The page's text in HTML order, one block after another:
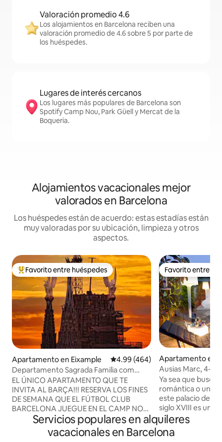
Valoración promedio 4.6
Los alojamientos en Barcelona reciben una
valoración promedio de 4.6 sobre 5 por parte de
los huéspedes.
Lugares de interés cercanos
Los lugares más populares de Barcelona son
Spotify Camp Nou, Park Güell y Mercat de la
Boqueria.
Alojamientos vacacionales mejor
valorados en Barcelona
Los huéspedes están de acuerdo: estas estadías están
muy valoradas por su ubicación, limpieza y otros
aspectos.
Favorito entre huéspedes preferido
Favorito entre huéspedes
Apartamento en Eixample Calificación promedio: 4.99 de
4.99 (464)
Departamento Sagrada Familia com
“Departamento en esquina”, Sa...
EL ÚNICO APARTAMENTO QUE TE
INVITA AL BARÇA!!! RESERVA LOS FINES
DE SEMANA QUE EL FÚTBOL CLUB
BARCELONA JUEGUE EN EL CAMP NOU
Y TE INVITAMOS AL PARTIDO DEL
"CAMPEONATO NACIONAL DE LIGA"
CON 4 LOCALIDADES JUNTAS.
Favorito entre
Favorito entre
Apartamento en
Ausias Marc, 4-
terraza 1
Ya sea que
romántica o unas
este palacio de
siglo XVIII es un
completamente
nuevo ubicado
Barcelona. El elevador llega al tercer piso
Servicios populares en alquileres
vacacionales en Barcelona